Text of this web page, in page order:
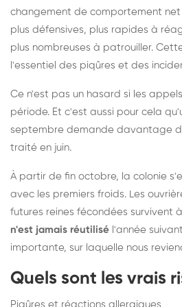
changement de comportement net
plus défensives, plus rapides à
plus nombreuses à patrouiller.
l'essentiel des piqûres et des
Ce n'est pas un hasard si les
période. Et c'est aussi pour cela
septembre demande davantage
traité en juin.
À partir de fin octobre, la colonie
avec les premiers froids. Les
futures reines fécondées survivent
n'est jamais réutilisé l'année
importante, sur laquelle nous
Quels sont les vrais
Piqûres et réactions allergiques